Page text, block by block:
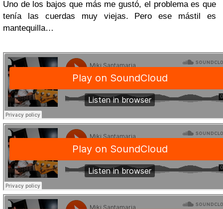
Uno de los bajos que más me gustó, el problema es que
tenía las cuerdas muy viejas. Pero ese mástil es
mantequilla…